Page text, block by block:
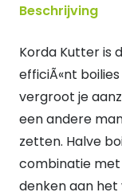
quantity
Beschrijving
Korda Kutter is
efficiÃ«nt
vergroot je
een andere
zetten. Halve
combinatie
denken aan het